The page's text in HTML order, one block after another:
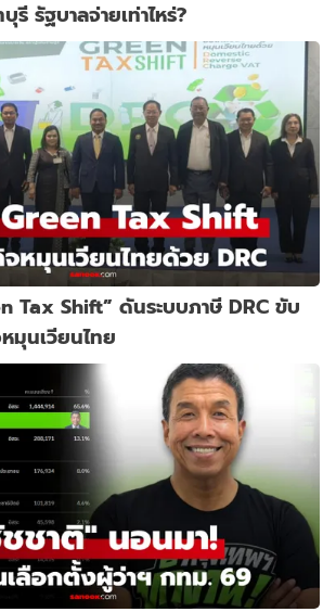
รัฐบาลจ่ายเท่าไหร่?
Tax Shift” ดันระบบภาษี DRC ขับ
มุนเวียนไทย